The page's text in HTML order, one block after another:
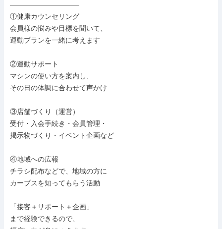
――――――――――
①健康カウンセリング
会員様の悩みや目標を聞いて、
運動プランを一緒に考えます
②運動サポート
マシンの使い方を案内し、
その日の体調に合わせて声かけ
③店舗づくり（運営）
受付・入会手続き・会員管理・
掲示物づくり・イベント企画など
④地域への広報
チラシ配布などで、地域の方に
カーブスを知ってもらう活動
「接客＋サポート＋企画」
まで経験できるので、